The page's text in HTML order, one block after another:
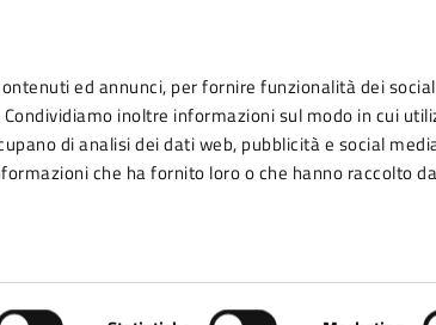
ed annunci, per fornire funzionalità dei social
inoltre informazioni sul modo in cui
di analisi dei dati web, pubblicità e social
che ha fornito loro o che hanno raccolto